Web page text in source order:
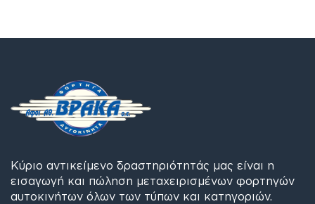
Κύριο αντικείμενο δραστηριότητάς μας είναι η
εισαγωγή και πώληση μεταχειρισμένων φορτηγών
αυτοκινήτων όλων των τύπων και κατηγοριών.